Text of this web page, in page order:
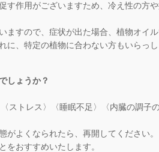
す作用がございますため、冷え性の
すので、症状が出た場合、植物オイ
、特定の植物に合わない方もいらっ
しょうか？
トレス〉〈睡眠不足〉〈内臓の調子
よくなられたら、再開してください。
をおすすめいたします。